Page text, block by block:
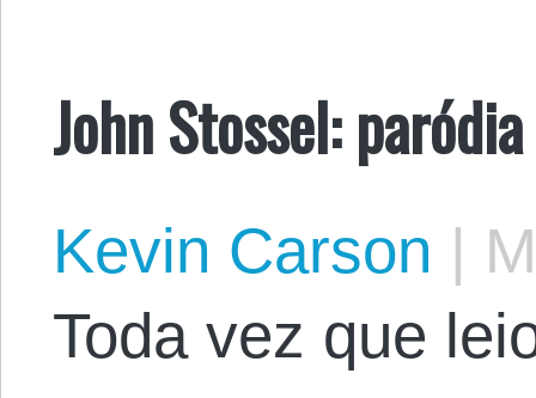
John Stossel:
Kevin Carson |
Toda vez que